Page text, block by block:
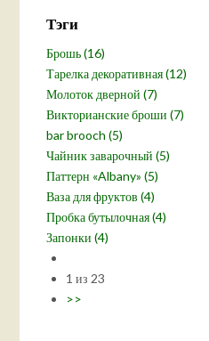
Тэги
Брошь (16)
Тарелка декоративная (12)
Молоток дверной (7)
Викторианские броши (7)
bar brooch (5)
Чайник заварочный (5)
Паттерн «Albany» (5)
Ваза для фруктов (4)
Пробка бутылочная (4)
Запонки (4)
1 из 23
>>